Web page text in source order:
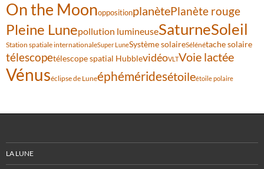
On the MoonoppositionplanètePlanète rouge
Pleine Lunepollution lumineuseSaturneSoleil
Station spatiale internationaleSuper LuneSystème solaireSélénétache solaire
télescopetélescope spatial HubblevidéoVLTVoie lactée
Vénuséclipse de Luneéphéméridesétoileétoile polaire
LA LUNE